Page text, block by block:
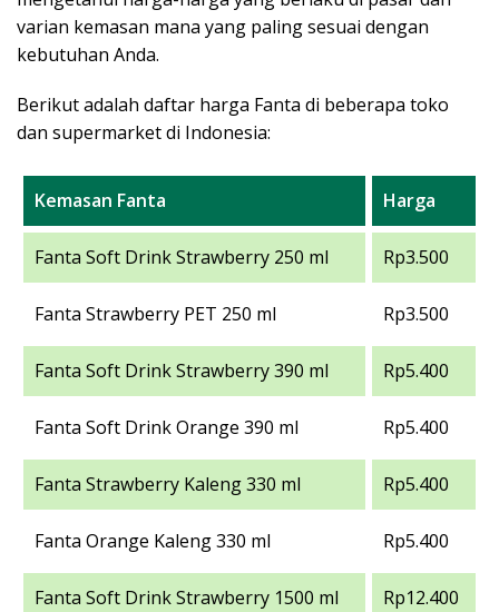
varian kemasan mana yang paling sesuai dengan
kebutuhan Anda.
Berikut adalah daftar harga Fanta di beberapa toko
dan supermarket di Indonesia:
Kemasan Fanta Harga
Fanta Soft Drink Strawberry 250 ml Rp3.500
Fanta Strawberry PET 250 ml Rp3.500
Fanta Soft Drink Strawberry 390 ml Rp5.400
Fanta Soft Drink Orange 390 ml Rp5.400
Fanta Strawberry Kaleng 330 ml Rp5.400
Fanta Orange Kaleng 330 ml Rp5.400
Fanta Soft Drink Strawberry 1500 ml Rp12.400